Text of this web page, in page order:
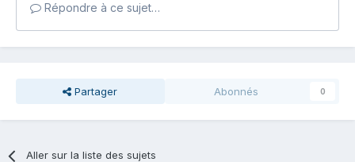
Répondre à ce sujet…
Partager Abonnés 0
Aller sur la liste des sujets